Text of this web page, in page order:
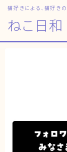
ねこ日和
猫好きによる、猫好き
MENU
猫暮らしの
猫のなぜ？